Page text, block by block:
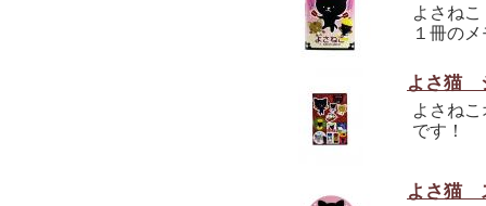
よさね
１冊の
よさ猫
よさね
です！
よさ猫